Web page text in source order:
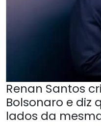
Renan Santos
Bolsonaro e diz
lados da